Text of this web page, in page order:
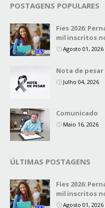
POSTAGENS POPULARES
Fies 2026:
mil inscritos
Agosto 01, 2026
Nota de pesar
Julho 04, 2026
Comunicado
Maio 16, 2026
ÚLTIMAS POSTAGENS
Fies 2026:
mil inscritos
Agosto 01, 2026